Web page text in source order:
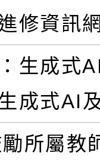
修資訊
生成式
成式AI
所屬教